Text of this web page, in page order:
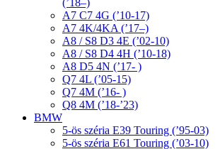
(’18–)
A7 C7 4G (’10-17)
A7 4K/4KA (’17–)
A8 / S8 D3 4E (’02-10)
A8 / S8 D4 4H (’10-18)
A8 D5 4N (’17- )
Q7 4L (’05-15)
Q7 4M (’16- )
Q8 4M (’18-’23)
BMW
5-ös széria E39 Touring (’95-03)
5-ös széria E61 Touring (’03-10)